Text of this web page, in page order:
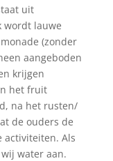
uit
wordt lauwe
(zonder
aangeboden
krijgen
het fruit
na het rusten/
de ouders de
activiteiten. Als
water aan.